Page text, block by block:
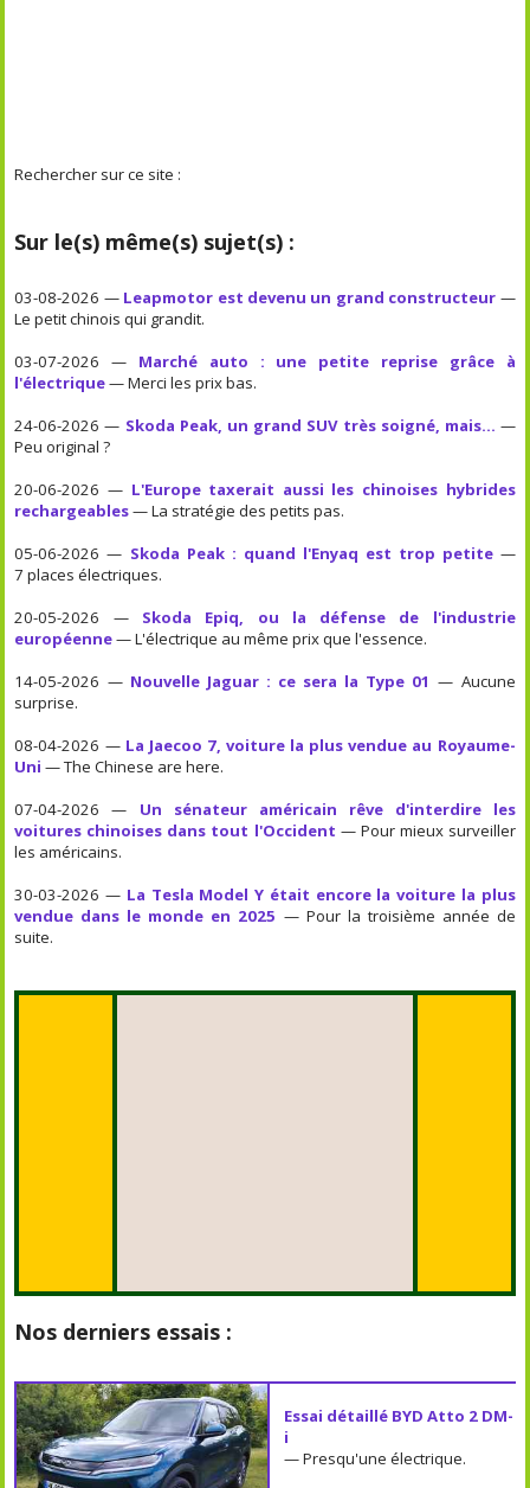
Rechercher sur ce site :
Sur le(s) même(s) sujet(s) :
03-08-2026 — Leapmotor est devenu un grand constructeur —
Le petit chinois qui grandit.
03-07-2026 — Marché auto : une petite reprise grâce à
l'électrique— Merci les prix bas.
24-06-2026 — Skoda Peak, un grand SUV très soigné, mais... —
Peu original ?
20-06-2026 — L'Europe taxerait aussi les chinoises hybrides
rechargeables— La stratégie des petits pas.
05-06-2026 — Skoda Peak : quand l'Enyaq est trop petite—
7 places électriques.
20-05-2026 — Skoda Epiq, ou la défense de l'industrie
européenne— L'électrique au même prix que l'essence.
14-05-2026 — Nouvelle Jaguar : ce sera la Type 01 — Aucune
surprise.
08-04-2026 — La Jaecoo 7, voiture la plus vendue au Royaume-
Uni — The Chinese are here.
07-04-2026 — Un sénateur américain rêve d'interdire les
voitures chinoises dans tout l'Occident — Pour mieux surveiller
les américains.
30-03-2026 — La Tesla Model Y était encore la voiture la plus
vendue dans le monde en 2025 — Pour la troisième année de
suite.
Nos derniers essais :
Essai détaillé BYD Atto 2 DM-
i
— Presqu'une électrique.